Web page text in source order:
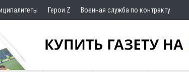
Герои Z Военная служба по контракту